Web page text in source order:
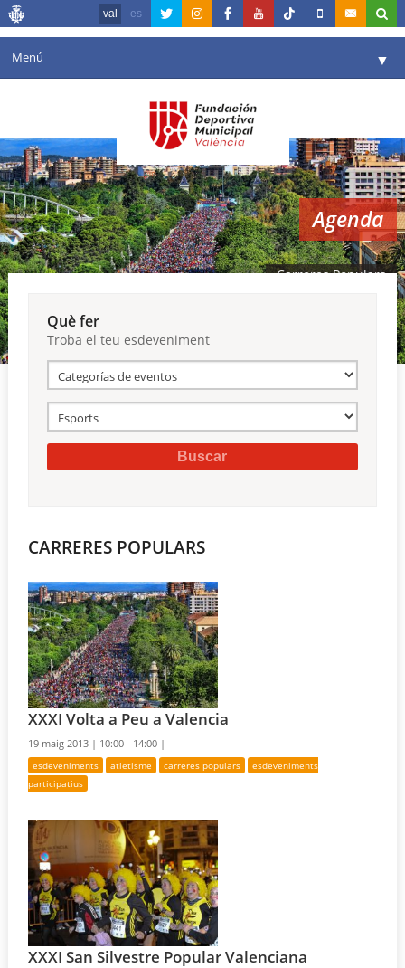
val es
Menú ▼
Agenda
Instal·lacions ▼
Comunicació ▼
València en esport ▼
Reserves
Agenda
Carreres Populars
Què fer
Troba el teu esdeveniment
CARRERES POPULARS
XXXI Volta a Peu a Valencia
19 maig 2013 | 10:00 - 14:00 |
esdeveniments atletisme carreres populars
esdeveniments
participatius
XXXI San Silvestre Popular Valenciana